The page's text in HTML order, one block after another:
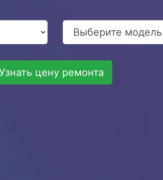
цену ремонта